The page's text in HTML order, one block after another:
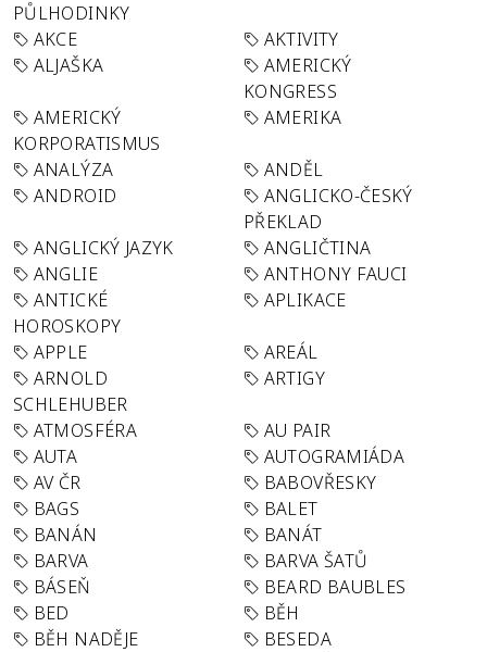
PŮLHODINKY
AKCE
AKTIVITY
ALJAŠKA
AMERICKÝ
KONGRESS
AMERICKÝ
KORPORATISMUS
AMERIKA
ANALÝZA
ANDĚL
ANDROID
ANGLICKO-ČESKÝ
PŘEKLAD
ANGLICKÝ JAZYK
ANGLIČTINA
ANGLIE
ANTHONY FAUCI
ANTICKÉ
HOROSKOPY
APLIKACE
APPLE
AREÁL
ARNOLD
SCHLEHUBER
ARTIGY
ATMOSFÉRA
AU PAIR
AUTA
AUTOGRAMIÁDA
AV ČR
BABOVŘESKY
BAGS
BALET
BANÁN
BANÁT
BARVA
BARVA ŠATŮ
BÁSEŇ
BEARD BAUBLES
BED
BĚH
BĚH NADĚJE
BESEDA